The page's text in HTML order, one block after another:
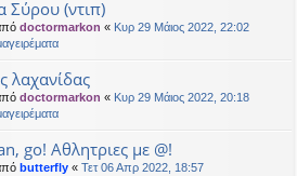
Σύρου (ντιπ)
doctormarkon « Κυρ 29 Μάιος 2022, 22:02
λαχανίδας
doctormarkon « Κυρ 29 Μάιος 2022, 20:18
go! Αθλητριες με @!
butterfly « Τετ 06 Απρ 2022, 18:57